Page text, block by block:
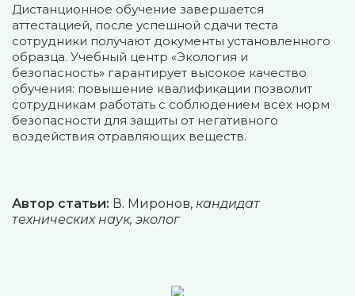
Дистанционное обучение завершается
аттестацией, после успешной сдачи теста
сотрудники получают документы установленного
образца. Учебный центр «Экология и
безопасность» гарантирует высокое качество
обучения: повышение квалификации позволит
сотрудникам работать с соблюдением всех норм
безопасности для защиты от негативного
воздействия отравляющих веществ.
Автор статьи: В. Миронов, кандидат
технических наук, эколог